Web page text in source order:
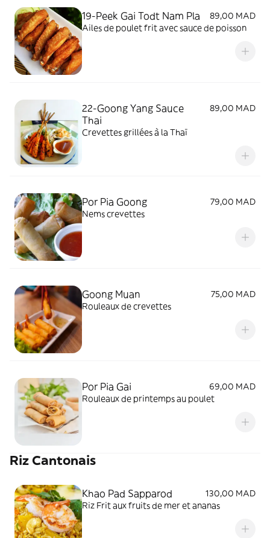
19-Peek Gai Todt Nam Pla
89,00 MAD
Ailes de poulet frit avec sauce de poisson
22-Goong Yang Sauce
Thai
89,00 MAD
Crevettes grillées à la Thaï
Por Pia Goong
79,00 MAD
Nems crevettes
Goong Muan
75,00 MAD
Rouleaux de crevettes
Por Pia Gai
69,00 MAD
Rouleaux de printemps au poulet
Riz Cantonais
Khao Pad Sapparod
130,00 MAD
Riz Frit aux fruits de mer et ananas